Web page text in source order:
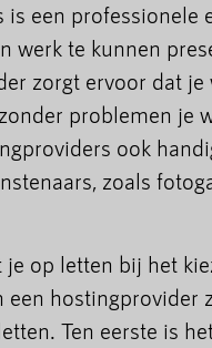
is een professionele
werk te kunnen
zorgt ervoor dat
problemen je
ook
zoals
op letten bij het
een hostingprovider
Ten eerste is